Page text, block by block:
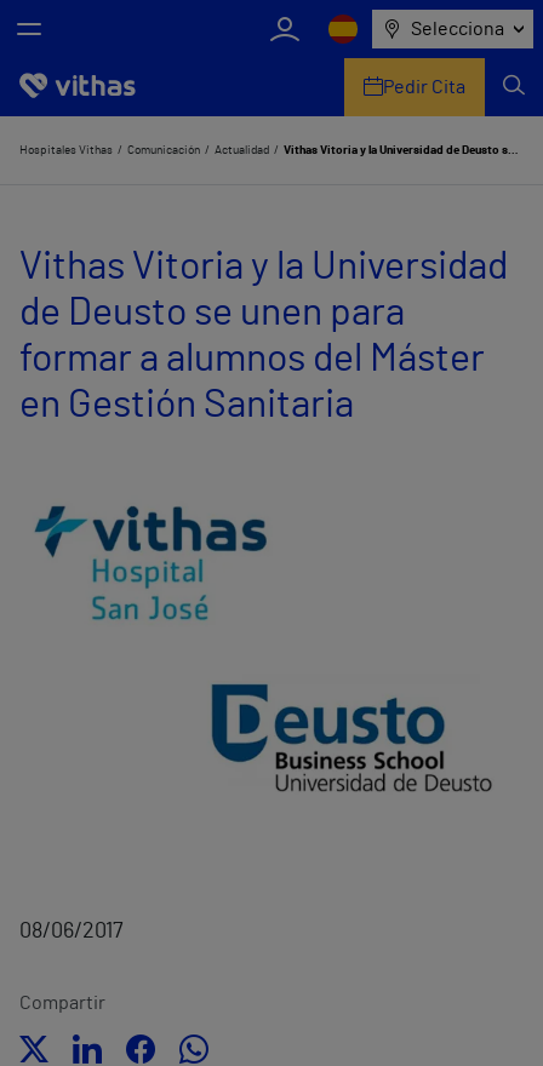
Selecciona
Nosotros
Servicios de salud
Equipo médico y asistencial
Pedir Cita
Hospitales Vithas Comunicación Actualidad Vithas Vitoria y la Universidad de Deusto se unen para formar a alumnos del Máster en Gestión Sanitaria
Vithas Vitoria y la Universidad
de Deusto se unen para
formar a alumnos del Máster
en Gestión Sanitaria
08/06/2017
Compartir